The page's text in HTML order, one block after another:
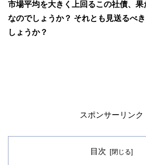
市場平均を大きく上回るこの社債、
なのでしょうか？ それとも見送るべ
しょうか？
スポンサーリンク
目次